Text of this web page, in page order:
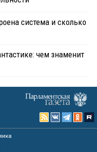
система и сколько
чем знаменит